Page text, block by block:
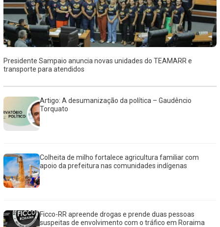
Presidente Sampaio anuncia novas unidades do TEAMARR e
transporte para atendidos
Artigo: A desumanização da política – Gaudêncio
Torquato
Colheita de milho fortalece agricultura familiar com
apoio da prefeitura nas comunidades indígenas
Ficco-RR apreende drogas e prende duas pessoas
suspeitas de envolvimento com o tráfico em Roraima